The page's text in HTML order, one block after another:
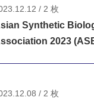
/ 2 枚
Synthetic
2023
/ 2 枚